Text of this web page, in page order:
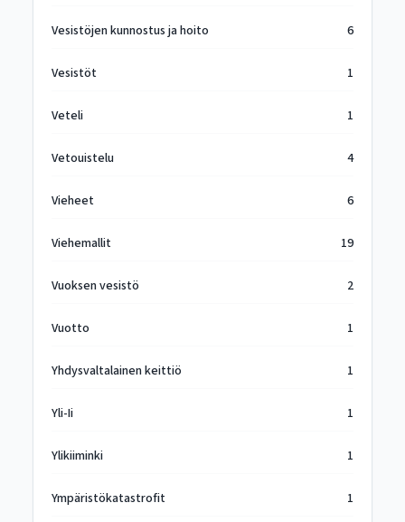
Vesistöjen kunnostus ja hoito 6
Vesistöt 1
Veteli 1
Vetouistelu 4
Vieheet 6
Viehemallit 19
Vuoksen vesistö 2
Vuotto 1
Yhdysvaltalainen keittiö 1
Yli-Ii 1
Ylikiiminki 1
Ympäristökatastrofit 1